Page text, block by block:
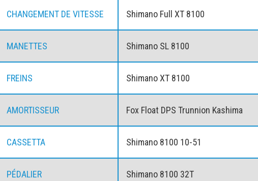
CHANGEMENT DE VITESSE Shimano Full XT 8100
MANETTES Shimano SL 8100
FREINS Shimano XT 8100
AMORTISSEUR Fox Float DPS Trunnion Kashima
CASSETTA Shimano 8100 10-51
PÉDALIER Shimano 8100 32T